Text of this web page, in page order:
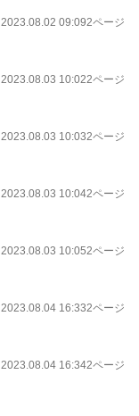
2023.08.02 09:092ページ
2023.08.03 10:022ページ
2023.08.03 10:032ページ
2023.08.03 10:042ページ
2023.08.03 10:052ページ
2023.08.04 16:332ページ
2023.08.04 16:342ページ